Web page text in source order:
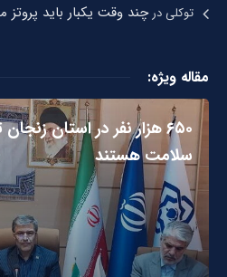
توکلیدرچند وقت یکبار باید
مقاله ویژه:
۶۵۰ هزار نفر در استان
سلامت هستند